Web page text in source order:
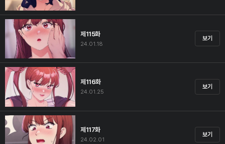
제115화
24.01.18
보기
제116화
24.01.25
보기
제117화
24.02.01
보기